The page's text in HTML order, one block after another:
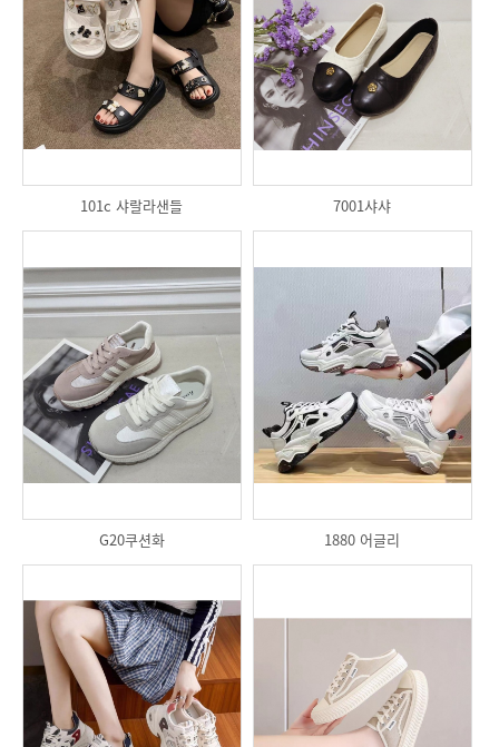
101c 샤랄라샌들 7001샤샤
G20쿠션화 1880 어글리